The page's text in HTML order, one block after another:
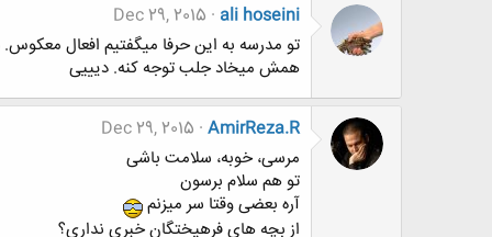
ali hoseini
Dec 29, 2015
تو مدرسه به این حرفا میگفتیم افعال
همش میخاد جلب توجه کنه. دیییی
AmirReza.R
Dec 29, 2015
مرسی، خوبه، سلامت باشی
تو هم سلام برسون
آره بعضی وقتا سر میزنم
از بچه های فرهیختگان خبری نداری؟